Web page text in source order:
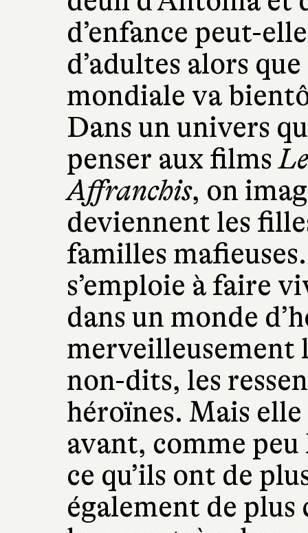
d’enfance peut-
d’adultes alors
mondiale va
Dans un univers
penser aux films
Affranchis, on
deviennent les
familles
s’emploie à faire
dans un monde
merveilleusement
non-dits, les
héroïnes. Mais
avant, comme
ce qu’ils ont de
également de